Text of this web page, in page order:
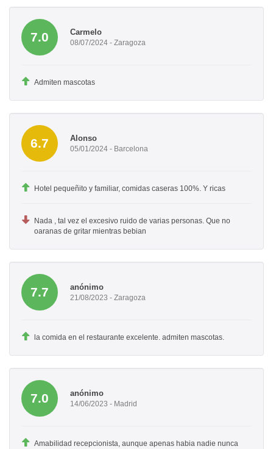
7.0 Carmelo
08/07/2024 - Zaragoza
Admiten mascotas
6.7 Alonso
05/01/2024 - Barcelona
Hotel pequeñito y familiar, comidas caseras 100%. Y ricas
Nada , tal vez el excesivo ruido de varias personas. Que no
oaranas de gritar mientras bebian
7.7 anónimo
21/08/2023 - Zaragoza
la comida en el restaurante excelente. admiten mascotas.
7.0 anónimo
14/06/2023 - Madrid
Amabilidad recepcionista, aunque apenas habia nadie nunca